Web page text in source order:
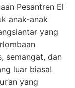
Pesantren El
anak-anak
yang
semangat, dan
luar biasa!
yang